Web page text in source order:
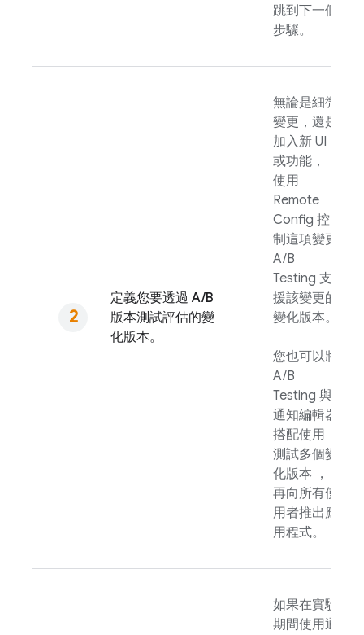
跳到下一個
步驟。
定義您要透過 A/B
版本測試評估的變
化版本。
無論是細微
變更，還是
加入新 UI
或功能，
使用
Remote
Config 控
制這項變更
A/B
Testing 支
援該變更的
變化版本。
您也可以將
A/B
Testing 與
通知編輯器
搭配使用，
測試多個變
化版本 ，
再向所有使
用者推出應
用程式。
如果在實驗
期間使用通